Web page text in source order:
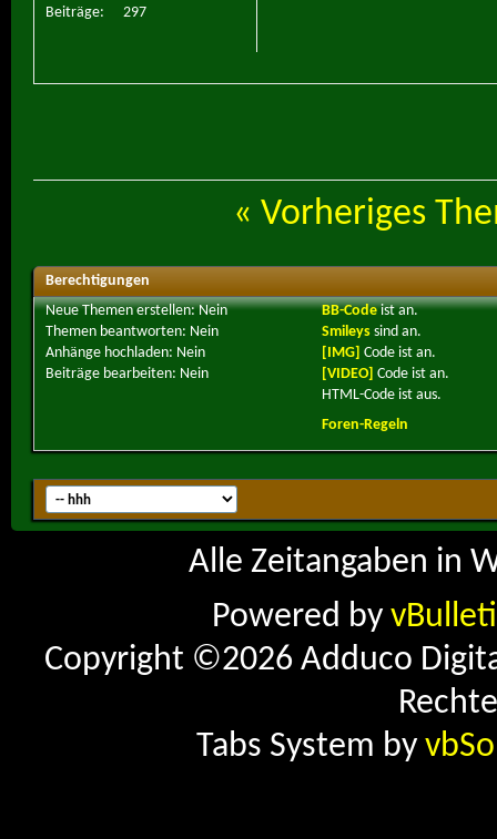
Beiträge
297
« Vorheriges
Berechtigungen
Neue Themen erstellen:Nein
Themen beantworten: Nein
Anhänge hochladen: Nein
Beiträge bearbeiten: Nein
BB-Codeistan.
Smileyssind an.
[IMG] Code ist an.
[VIDEO] Code ist an.
HTML-Code ist aus.
Foren-Regeln
Alle Zeitangaben in
Powered by
Copyright ©2026 Adduco
Tabs System by